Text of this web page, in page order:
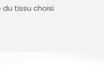
tissu choisi